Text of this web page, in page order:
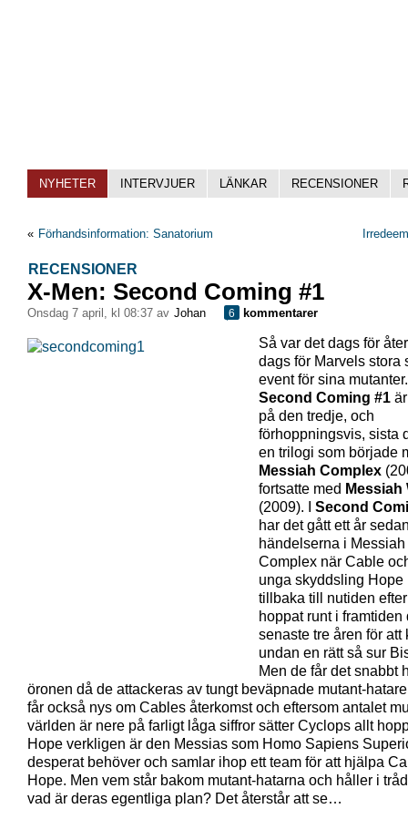
NYHETER INTERVJUER LÄNKAR RECENSIONER
« Förhandsinformation: Sanatorium
RECENSIONER
X-Men: Second Coming #1
onsdag 7 april, kl 08:37 av Johan 6 kommentarer
Så var det dags för
dags för Marvels stora
event för sina
Second Coming #1
på den tredje, och
förhoppningsvis, sista
en trilogi som började
Messiah Complex
fortsatte med Messiah
(2009). I Second
har det gått ett år
händelserna i Messiah
Complex när Cable
unga skyddsling Hope
tillbaka till nutiden
hoppat runt i framtiden
senaste tre åren för att
undan en rätt så sur
Men de får det snabbt
öronen då de attackeras av tungt beväpnade mutant-
får också nys om Cables återkomst och eftersom antalet
världen är nere på farligt låga siffror sätter Cyclops allt
Hope verkligen är den Messias som Homo Sapiens
desperat behöver och samlar ihop ett team för att hjälpa
Hope. Men vem står bakom mutant-hatarna och håller i
vad är deras egentliga plan? Det återstår att se…